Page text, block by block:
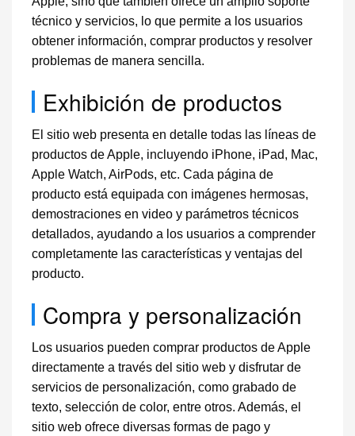
técnico y servicios, lo que permite a los usuarios
obtener información, comprar productos y resolver
problemas de manera sencilla.
Exhibición de productos
El sitio web presenta en detalle todas las líneas de
productos de Apple, incluyendo iPhone, iPad, Mac,
Apple Watch, AirPods, etc. Cada página de
producto está equipada con imágenes hermosas,
demostraciones en video y parámetros técnicos
detallados, ayudando a los usuarios a comprender
completamente las características y ventajas del
producto.
Compra y personalización
Los usuarios pueden comprar productos de Apple
directamente a través del sitio web y disfrutar de
servicios de personalización, como grabado de
texto, selección de color, entre otros. Además, el
sitio web ofrece diversas formas de pago y